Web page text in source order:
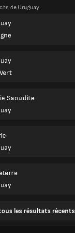
de Uruguay
Saoudite
les résultats récents